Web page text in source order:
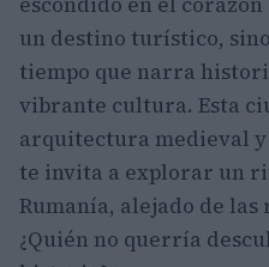
un destino turístico,
tiempo que narra
vibrante cultura. Esta
arquitectura medieval y
te invita a explorar un
Rumanía, alejado de
¿Quién no querría